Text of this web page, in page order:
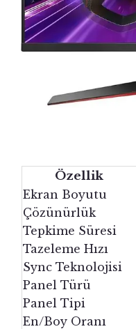
Özellik
Ekran Boyutu
Çözünürlük
Tepkime Süresi
Tazeleme Hızı
Sync Teknolojisi
Panel Türü
Panel Tipi
En/Boy Oranı